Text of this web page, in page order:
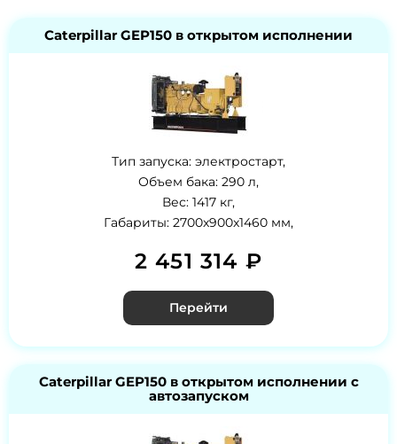
Caterpillar GEP150 в открытом исполнении
Тип запуска: электростарт,
Объем бака: 290 л,
Вес: 1417 кг,
Габариты: 2700x900x1460 мм,
2 451 314 ₽
Перейти
Caterpillar GEP150 в открытом исполнении с
автозапуском